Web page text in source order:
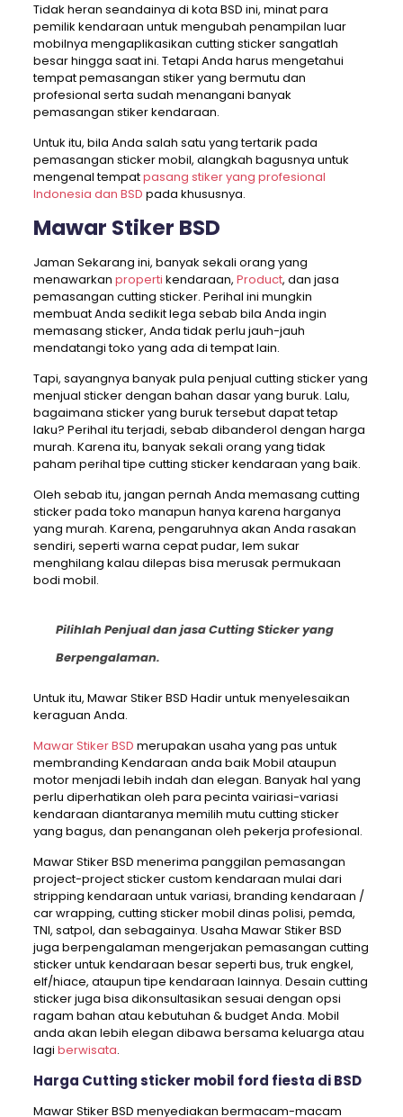
Tidak heran seandainya di kota BSD ini, minat para
pemilik kendaraan untuk mengubah penampilan luar
mobilnya mengaplikasikan cutting sticker sangatlah
besar hingga saat ini. Tetapi Anda harus mengetahui
tempat pemasangan stiker yang bermutu dan
profesional serta sudah menangani banyak
pemasangan stiker kendaraan.
Untuk itu, bila Anda salah satu yang tertarik pada
pemasangan sticker mobil, alangkah bagusnya untuk
mengenal tempatpasang stiker yang profesional
Indonesia dan BSD pada khususnya.
Mawar Stiker BSD
Jaman Sekarang ini, banyak sekali orang yang
menawarkan properti kendaraan, Product, dan jasa
pemasangan cutting sticker. Perihal ini mungkin
membuat Anda sedikit lega sebab bila Anda ingin
memasang sticker, Anda tidak perlu jauh-jauh
mendatangi toko yang ada di tempat lain.
Tapi, sayangnya banyak pula penjual cutting sticker yang
menjual sticker dengan bahan dasar yang buruk. Lalu,
bagaimana sticker yang buruk tersebut dapat tetap
laku? Perihal itu terjadi, sebab dibanderol dengan harga
murah. Karena itu, banyak sekali orang yang tidak
paham perihal tipe cutting sticker kendaraan yang baik.
Oleh sebab itu, jangan pernah Anda memasang cutting
sticker pada toko manapun hanya karena harganya
yang murah. Karena, pengaruhnya akan Anda rasakan
sendiri, seperti warna cepat pudar, lem sukar
menghilang kalau dilepas bisa merusak permukaan
bodi mobil.
Pilihlah Penjual dan jasa Cutting Sticker yang
Berpengalaman.
Untuk itu, Mawar Stiker BSD Hadir untuk menyelesaikan
keraguan Anda.
Mawar Stiker BSD merupakan usaha yang pas untuk
membranding Kendaraan anda baik Mobil ataupun
motor menjadi lebih indah dan elegan. Banyak hal yang
perlu diperhatikan oleh para pecinta vairiasi-variasi
kendaraan diantaranya memilih mutu cutting sticker
yang bagus, dan penanganan oleh pekerja profesional.
Mawar Stiker BSD menerima panggilan pemasangan
project-project sticker custom kendaraan mulai dari
stripping kendaraan untuk variasi, branding kendaraan /
car wrapping, cutting sticker mobil dinas polisi, pemda,
TNI, satpol, dan sebagainya. Usaha Mawar Stiker BSD
juga berpengalaman mengerjakan pemasangan cutting
sticker untuk kendaraan besar seperti bus, truk engkel,
elf/hiace, ataupun tipe kendaraan lainnya. Desain cutting
sticker juga bisa dikonsultasikan sesuai dengan opsi
ragam bahan atau kebutuhan & budget Anda. Mobil
anda akan lebih elegan dibawa bersama keluarga atau
lagi berwisata.
Harga Cutting sticker mobil ford fiesta di BSD
Mawar Stiker BSD menyediakan bermacam-macam